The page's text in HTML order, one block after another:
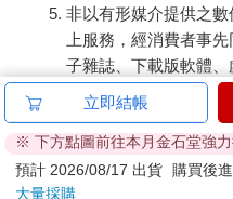
非以有形媒介提供之
上服務，經消費者事
子雜誌、下載版軟體、
已拆封之個人衛生用
若非上列種類商品，均享
日）。
立即結帳
※ 下方點圖前往本月金石堂強
預計 2026/08/17 出貨
購買後
大量採購